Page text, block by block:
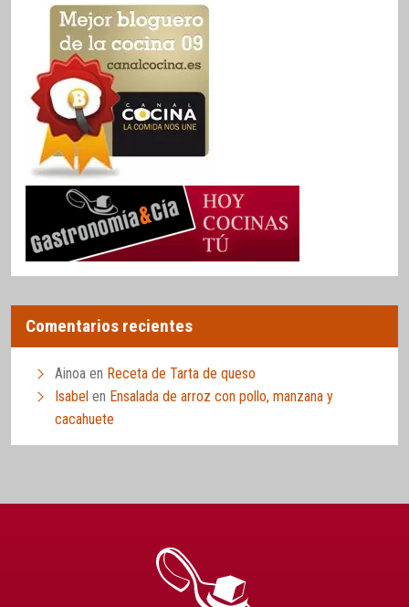
Comentarios recientes
Ainoa en Receta de Tarta de queso
Isabel en Ensalada de arroz con pollo, manzana y
cacahuete